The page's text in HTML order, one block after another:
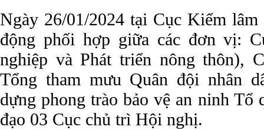
Ngày 26/01/2024 tại Cục Kiểm
động phối hợp giữa các đơn vị:
nghiệp và Phát triển nông thôn),
Tổng tham mưu Quân đội nhân
dựng phong trào bảo vệ an ninh Tổ
đạo 03 Cục chủ trì Hội nghị.